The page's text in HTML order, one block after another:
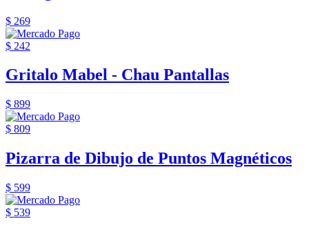
$ 269
$ 242
Gritalo Mabel - Chau Pantallas
$ 899
$ 809
Pizarra de Dibujo de Puntos Magnéticos
$ 599
$ 539